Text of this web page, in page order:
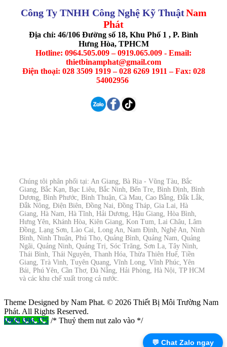
Công Ty TNHH Công Nghệ Kỹ ThuậtNam
Phát
Địa chỉ: 46/106 Đường số 18, Khu Phố 1 , P. Bình
Hưng Hòa, TPHCM
Hotline: 0964.505.009 – 0919.065.009 - Email:
thietbinamphat@gmail.com
Điện thoại: 028 3509 1919 – 028 6269 1911 – Fax: 028
54002956
Chúng tôi phân phối tại: An Giang, Bà Rịa - Vũng Tàu, Bắc
Giang, Bắc Kạn, Bạc Liêu, Bắc Ninh, Bến Tre, Bình Định, Bình
Dương, Bình Phước, Bình Thuận, Cà Mau, Cao Bằng, Đắk Lắk,
Đắk Nông, Điện Biên, Đồng Nai, Đồng Tháp, Gia Lai, Hà
Giang, Hà Nam, Hà Tĩnh, Hải Dương, Hậu Giang, Hòa Bình,
Hưng Yên, Khánh Hòa, Kiên Giang, Kon Tum, Lai Châu, Lâm
Đồng, Lạng Sơn, Lào Cai, Long An, Nam Định, Nghệ An, Ninh
Bình, Ninh Thuận, Phú Thọ, Quảng Bình, Quảng Nam, Quảng
Ngãi, Quảng Ninh, Quảng Trị, Sóc Trăng, Sơn La, Tây Ninh,
Thái Bình, Thái Nguyên, Thanh Hóa, Thừa Thiên Huế, Tiền
Giang, Trà Vinh, Tuyên Quang, Vĩnh Long, Vĩnh Phúc, Yên
Bái, Phú Yên, Cần Thơ, Đà Nẵng, Hải Phòng, Hà Nội, TP HCM
và các khu chế xuất trong cả nước.
Theme Designed by Nam Phat. © 2026 Thiết Bị Môi Trường Nam
Phát. All Rights Reserved.
0909 096 375 /* Thuỷ them nut zalo vào */
💬 Chat Zalo ngay